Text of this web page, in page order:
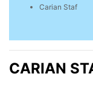
Carian Staf
CARIAN